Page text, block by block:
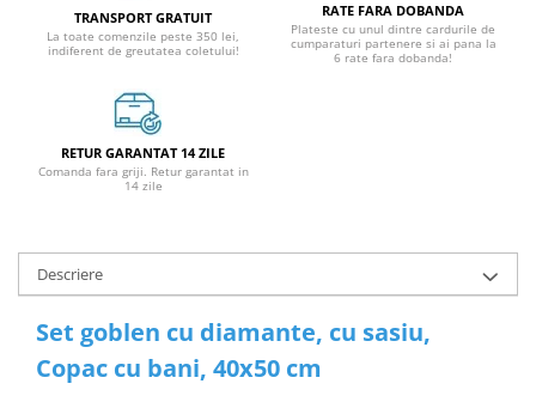
TRANSPORT GRATUIT
La toate comenzile peste 350 lei,
indiferent de greutatea coletului!
RATE FARA DOBANDA
Plateste cu unul dintre cardurile de
cumparaturi partenere si ai pana la
6 rate fara dobanda!
RETUR GARANTAT 14 ZILE
Comanda fara griji. Retur garantat in
14 zile
Descriere
Set goblen cu diamante, cu sasiu,
Copac cu bani, 40x50 cm